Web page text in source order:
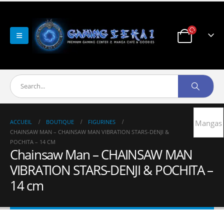
ACCUEIL BOUTIQUE
FIGURINES
CHAINSAW MAN – CHAINSAW MAN VIBRATION STARS-DENJI &
POCHITA – 14 CM
Chainsaw Man – CHAINSAW MAN
VIBRATION STARS-DENJI & POCHITA –
14 cm
Mangas